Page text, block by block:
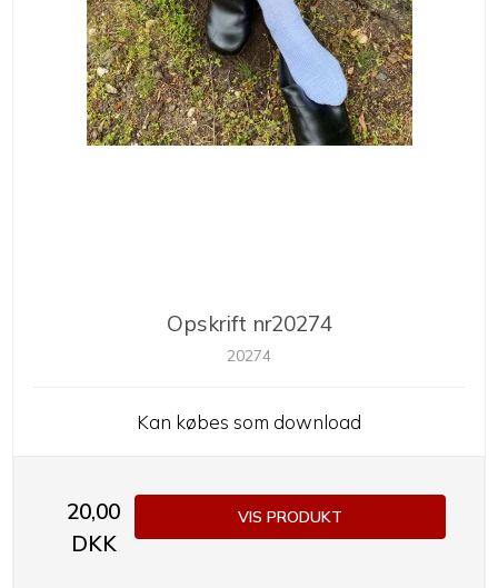
Opskrift nr20274
20274
Kan købes som download
20,00
DKK
VIS PRODUKT